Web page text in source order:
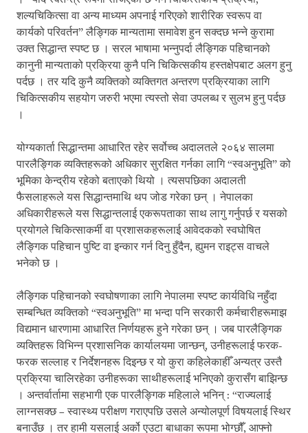
शल्यचिकित्सा वा अन्य माध्यम अपनाई गरिएको शारीरिक स्वरूप वा
कार्यको परिवर्तन” लैङ्गिक मान्यतामा समावेश हुन सक्दछ भन्ने कुरामा
उक्त सिद्धान्त स्पष्ट छ । सरल भाषामा भन्नुपर्दा लैङ्गिक पहिचानको
कानुनी मान्यताको प्रक्रिया कुनै पनि चिकित्सकीय हस्तक्षेपबाट अलग हुनु
पर्दछ । तर यदि कुनै व्यक्तिको व्यक्तिगत अन्तरण प्रक्रियाका लागि
चिकित्सकीय सहयोग जरुरी भएमा त्यस्तो सेवा उपलब्ध र सुलभ हुनु पर्दछ
।
योग्यकार्ता सिद्धान्तमा आधारित रहेर सर्वोच्च अदालतले २०६४ सालमा
पारलैङ्गिक व्यक्तिहरूको अधिकार सुरक्षित गर्नका लागि “स्वअनुभूति” को
भूमिका केन्द्रीय रहेको बताएको थियो । त्यसपछिका अदालती
फैसलाहरूले यस सिद्धान्तमाथि थप जोड गरेका छन् । नेपालका
अधिकारीहरूले यस सिद्धान्तलाई एकरूपताका साथ लागु गर्नुपर्छ र यसको
प्रयोगले चिकित्साकर्मी वा प्रशासकहरूलाई आवेदकको स्वघोषित
लैङ्गिक पहिचान पुष्टि वा इन्कार गर्न दिनु हुँदैन, ह्युमन राइट्स वाचले
भनेको छ ।
लैङ्गिक पहिचानको स्वघोषणाका लागि नेपालमा स्पष्ट कार्यविधि नहुँदा
सम्बन्धित व्यक्तिको “स्वअनुभूति” मा भन्दा पनि सरकारी कर्मचारीहरूमाझ
विद्यमान धारणामा आधारित निर्णयहरू हुने गरेका छन् । जब पारलैङ्गिक
व्यक्तिहरू विभिन्न प्रशासनिक कार्यालयमा जान्छन्, उनीहरूलाई फरक-
फरक सल्लाह र निर्देशनहरू दिइन्छ र यो कुरा कहिलेकाहीँ अन्यत्र उस्तै
प्रक्रिया चालिरहेका उनीहरूका साथीहरूलाई भनिएको कुरासँग बाझिन्छ
। अन्तर्वार्तामा सहभागी एक पारलैङ्गिक महिलाले भनिन् : “राज्यलाई
लाग्नसक्छ – स्वास्थ्य परीक्षण गराएपछि उसले अन्योलपूर्ण विषयलाई स्थिर
बनाउँछ । तर हामी यसलाई अर्को एउटा बाधाका रूपमा भोग्छौँ, आफ्नो